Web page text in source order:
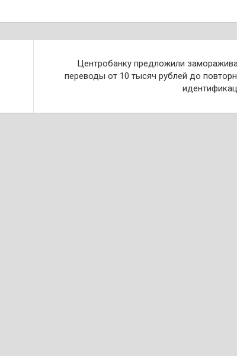
Центробанку предложили
переводы от 10 тысяч рублей до